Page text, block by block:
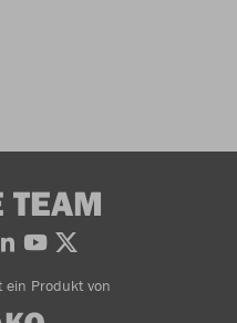
TEAM
ein Produkt von